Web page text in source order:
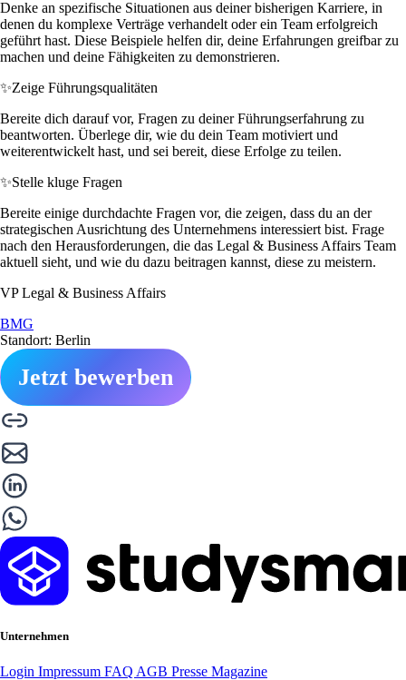
Denke an spezifische Situationen aus deiner bisherigen Karriere, in
denen du komplexe Verträge verhandelt oder ein Team erfolgreich
geführt hast. Diese Beispiele helfen dir, deine Erfahrungen greifbar zu
machen und deine Fähigkeiten zu demonstrieren.
✨Zeige Führungsqualitäten
Bereite dich darauf vor, Fragen zu deiner Führungserfahrung zu
beantworten. Überlege dir, wie du dein Team motiviert und
weiterentwickelt hast, und sei bereit, diese Erfolge zu teilen.
✨Stelle kluge Fragen
Bereite einige durchdachte Fragen vor, die zeigen, dass du an der
strategischen Ausrichtung des Unternehmens interessiert bist. Frage
nach den Herausforderungen, die das Legal & Business Affairs Team
aktuell sieht, und wie du dazu beitragen kannst, diese zu meistern.
VP Legal & Business Affairs
BMG
Standort: Berlin
Jetzt bewerben
Unternehmen
Login Impressum FAQ AGB Presse Magazine